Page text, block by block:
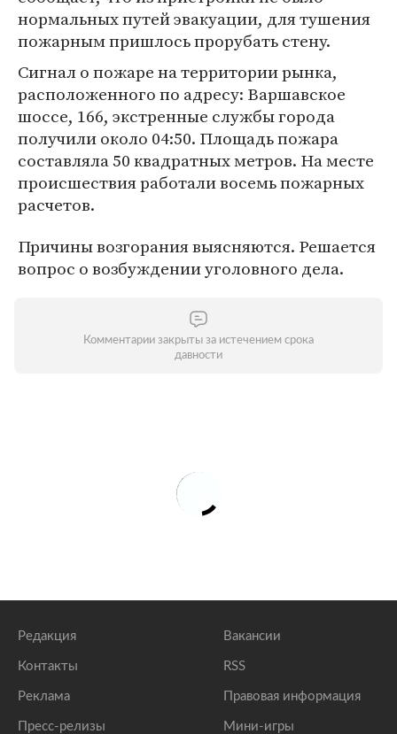
нормальных путей эвакуации, для тушения
пожарным пришлось прорубать стену.
Сигнал о пожаре на территории рынка,
расположенного по адресу: Варшавское
шоссе, 166, экстренные службы города
получили около 04:50. Площадь пожара
составляла 50 квадратных метров. На месте
происшествия работали восемь пожарных
расчетов.
Причины возгорания выясняются. Решается
вопрос о возбуждении уголовного дела.
Комментарии закрыты за истечением срока
давности
Редакция
Контакты
Реклама
Пресс-релизы
Вакансии
RSS
Правовая информация
Мини-игры